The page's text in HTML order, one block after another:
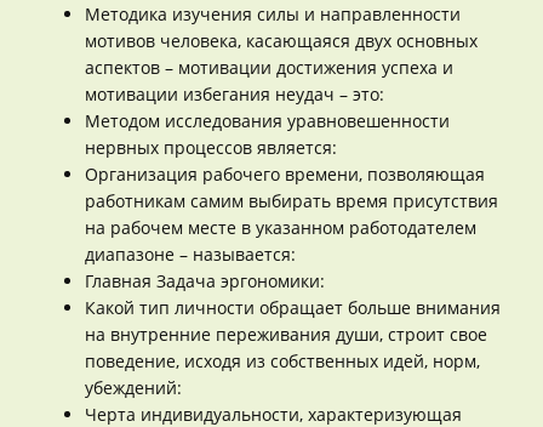
Методика изучения силы и направленности
мотивов человека, касающаяся двух основных
аспектов – мотивации достижения успеха и
мотивации избегания неудач – это:
Методом исследования уравновешенности
нервных процессов является:
Организация рабочего времени, позволяющая
работникам самим выбирать время присутствия
на рабочем месте в указанном работодателем
диапазоне – называется:
Главная Задача эргономики:
Какой тип личности обращает больше внимания
на внутренние переживания души, строит свое
поведение, исходя из собственных идей, норм,
убеждений:
Черта индивидуальности, характеризующая